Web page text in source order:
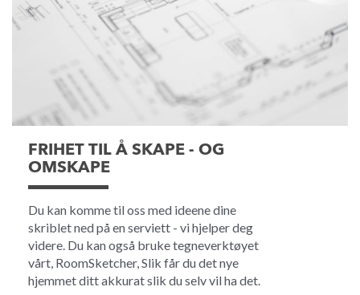
FRIHET TIL Å SKAPE - OG
OMSKAPE
Du kan komme til oss med ideene dine
skriblet ned på en serviett - vi hjelper deg
videre. Du kan også bruke tegneverktøyet
vårt, RoomSketcher, Slik får du det nye
hjemmet ditt akkurat slik du selv vil ha det.